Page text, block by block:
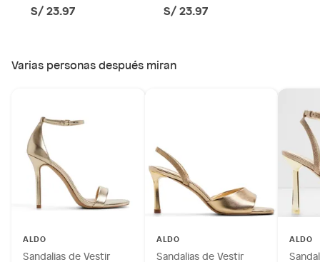
Productos perecibles como alimentos, bebidas,
Por motivos de salubridad, la ropa interior inferior y ropas de
Productos hechos a medida.
Pinturas de color a pedido.
Plantas.
Productos que hayan sido previamente instalados.
Baterías de auto.
Motocicletas y bicicletas motorizadas.
S/ 23.97 S/ 23.97
Varias personas después miran
ALDO
Sandalias de Vestir
ALDO
Sandalias de Vestir
ALDO